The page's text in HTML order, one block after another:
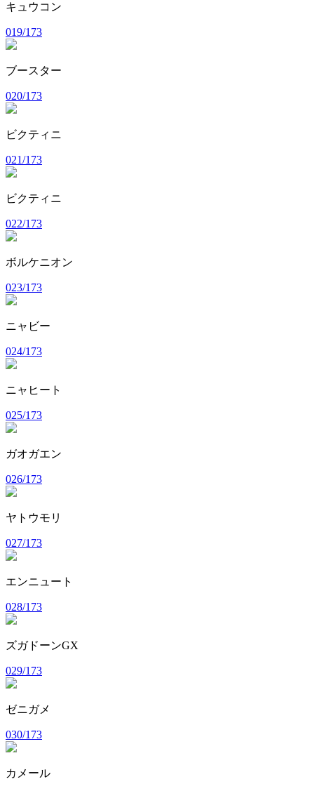
キュウコン
019/173
ブースター
020/173
ビクティニ
021/173
ビクティニ
022/173
ボルケニオン
023/173
ニャビー
024/173
ニャヒート
025/173
ガオガエン
026/173
ヤトウモリ
027/173
エンニュート
028/173
ズガドーンGX
029/173
ゼニガメ
030/173
カメール